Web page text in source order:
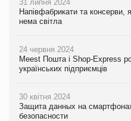
31 липня 2024
Напівфабрикати та консерви,
нема світла
24 червня 2024
Meest Пошта і Shop-Express
українських підприємців
30 квітня 2024
Защита данных на
безопасности